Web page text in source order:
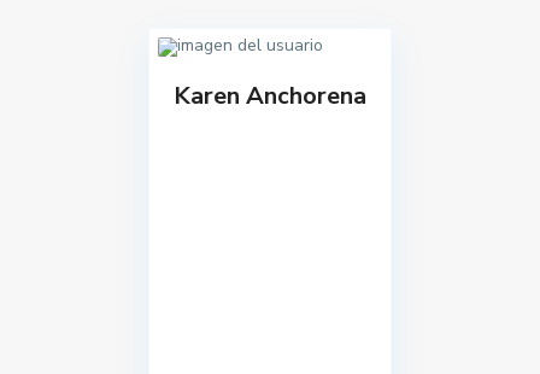
Karen Anchorena